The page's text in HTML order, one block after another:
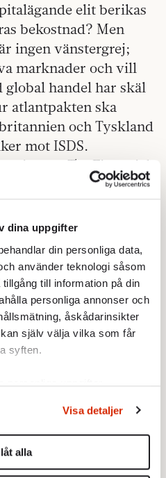
dina uppgifter
din personliga data,
använder teknologi såsom
till information på din
personliga annonser och
åskådarinsikter
själv välja vilka som får
syften.
personliga uppgifter
ditt samtycke när som
för att anpassa innehållet
Visa detaljer
alla
elit berikas
bekostnad? Men
ingen vänstergrej;
marknader och vill
global handel har skäl
atlantpakten ska
och Tyskland
mot ISDS.
och The Financial
i USA konstaterar
Cato
med att ge
en tredjepartsdomstol
nya kostnader«.
konflikten om
på den
på
Utfallet? Att alla
storföretagares
behöva skyddas.
växer nu oron över det
var s-ledningen står